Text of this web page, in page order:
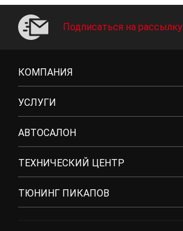
Подписаться на рассылку
КОМПАНИЯ
УСЛУГИ
АВТОСАЛОН
ТЕХНИЧЕСКИЙ ЦЕНТР
ТЮНИНГ ПИКАПОВ